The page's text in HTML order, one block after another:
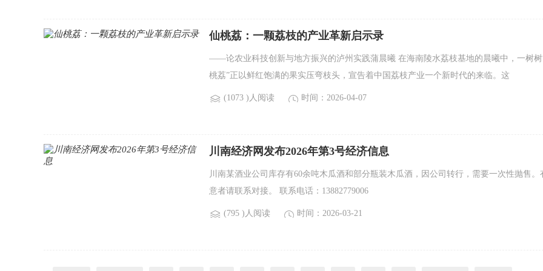
仙桃荔：一颗荔枝的产业革新启示录
——论农业科技创新与地方振兴的泸州实践蒲晨曦 在海南陵水荔枝基地的晨曦中，一树树
桃荔”正以鲜红饱满的果实压弯枝头，宣告着中国荔枝产业一个新时代的来临。这
(1073 )人阅读 时间：2026-04-07
川南经济网发布2026年第3号经济信息
川南某酒业公司库存有60余吨木瓜酒和部分瓶装木瓜酒，因公司转行，需要一次性抛售。
意者请联系对接。 联系电话：13882779006
(795 )人阅读 时间：2026-03-21